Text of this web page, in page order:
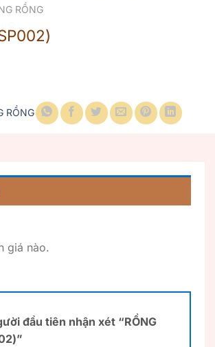
RỒNG
RỒNG
giá nào.
đầu tiên nhận xét “RỒNG